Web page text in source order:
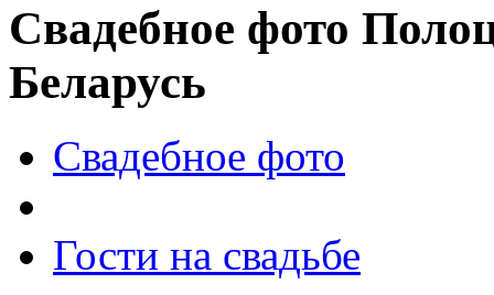
Свадебное фото
Беларусь
Свадебное фото
Гости на свадьбе